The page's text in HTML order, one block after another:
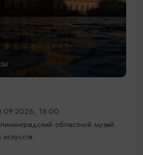
16:00
областной музей